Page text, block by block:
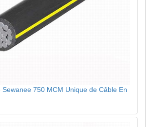
Sewanee 750 MCM Unique de Câble En